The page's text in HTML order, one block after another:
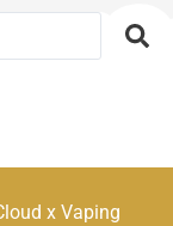
x Vaping